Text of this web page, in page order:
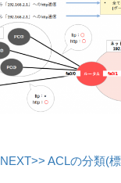
NEXT>> ACLの分類(